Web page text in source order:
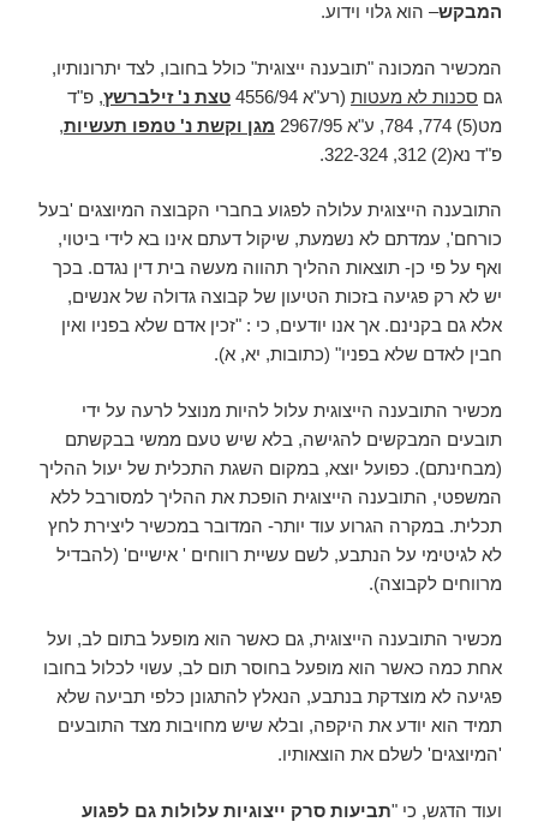
המבקש– הוא גלוי וידוע.
המכשיר המכונה "תובענה ייצוגית" כולל בחובו, לצד יתרונותיו,
גם סכנות לא מעטות (רע"א 4556/94 טצת נ' זילברשץ, פ"ד
מט(5) 774, 784, ע"א 2967/95
מגן וקשת נ' טמפו תעשיות,
פ"ד נא(2) 312, 322-324.
התובענה הייצוגית עלולה לפגוע בחברי הקבוצה המיוצגים 'בעל
כורחם', עמדתם לא נשמעת, שיקול דעתם אינו בא לידי ביטוי,
ואף על פי כן- תוצאות ההליך תהווה מעשה בית דין נגדם. בכך
יש לא רק פגיעה בזכות הטיעון של קבוצה גדולה של אנשים,
אלא גם בקנינם. אך אנו יודעים, כי : "זכין אדם שלא בפניו ואין
חבין לאדם שלא בפניו" (כתובות, יא, א).
מכשיר התובענה הייצוגית עלול להיות מנוצל לרעה על ידי
תובעים המבקשים להגישה, בלא שיש טעם ממשי בבקשתם
(מבחינתם). כפועל יוצא, במקום השגת התכלית של יעול ההליך
המשפטי, התובענה הייצוגית הופכת את ההליך למסורבל ללא
תכלית. במקרה הגרוע עוד יותר- המדובר במכשיר ליצירת לחץ
לא לגיטימי על הנתבע, לשם עשיית רווחים ' אישיים' (להבדיל
מרווחים לקבוצה).
מכשיר התובענה הייצוגית, גם כאשר הוא מופעל בתום לב, ועל
אחת כמה כאשר הוא מופעל בחוסר תום לב, עשוי לכלול בחובו
פגיעה לא מוצדקת בנתבע, הנאלץ להתגונן כלפי תביעה שלא
תמיד הוא יודע את היקפה, ובלא שיש מחויבות מצד התובעים
'המיוצגים' לשלם את הוצאותיו.
ועוד הדגש, כי "תביעות סרק ייצוגיות עלולות גם לפגוע